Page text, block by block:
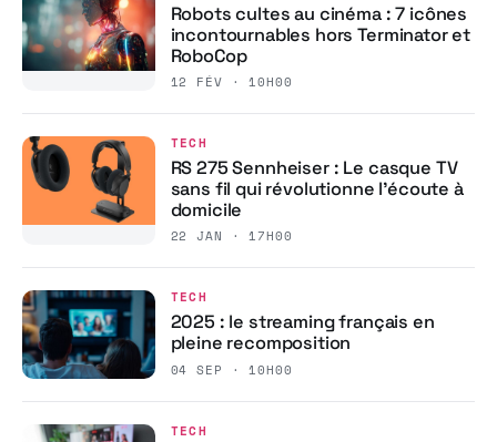
Robots cultes au cinéma : 7 icônes
incontournables hors Terminator et
RoboCop
12 FÉV · 10H00
TECH
RS 275 Sennheiser : Le casque TV
sans fil qui révolutionne l’écoute à
domicile
22 JAN · 17H00
TECH
2025 : le streaming français en
pleine recomposition
04 SEP · 10H00
TECH